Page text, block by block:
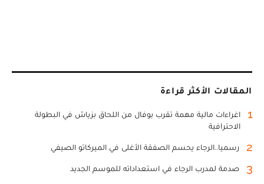
المقالات الأكثر قراءة
1
اغراءات مالية مهمة تقرب بوفال من اللحاق بزياش في البطولة
الاحترافية
2 رسميا..الرجاء يحسم الصفقة الأغلى في الميركاتو الصيفي
3 صدمة لمدرب الرجاء في استعداداته للموسم الجديد